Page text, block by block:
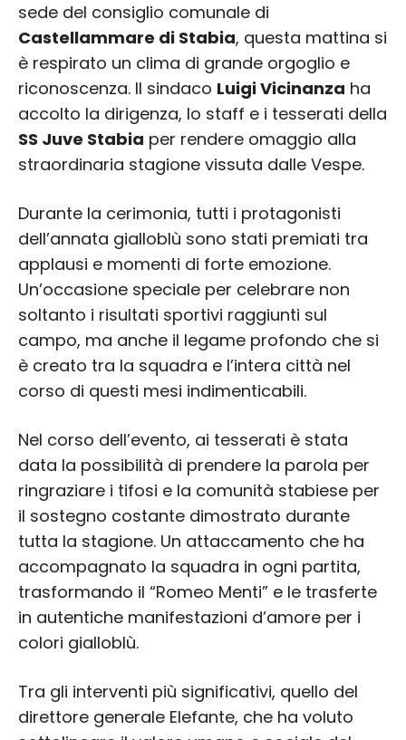
sede del consiglio comunale di
Castellammare di Stabia, questa mattina si
è respirato un clima di grande orgoglio e
riconoscenza. Il sindaco Luigi Vicinanza ha
accolto la dirigenza, lo staff e i tesserati della
SS Juve Stabia per rendere omaggio alla
straordinaria stagione vissuta dalle Vespe.
Durante la cerimonia, tutti i protagonisti
dell’annata gialloblù sono stati premiati tra
applausi e momenti di forte emozione.
Un’occasione speciale per celebrare non
soltanto i risultati sportivi raggiunti sul
campo, ma anche il legame profondo che si
è creato tra la squadra e l’intera città nel
corso di questi mesi indimenticabili.
Nel corso dell’evento, ai tesserati è stata
data la possibilità di prendere la parola per
ringraziare i tifosi e la comunità stabiese per
il sostegno costante dimostrato durante
tutta la stagione. Un attaccamento che ha
accompagnato la squadra in ogni partita,
trasformando il “Romeo Menti” e le trasferte
in autentiche manifestazioni d’amore per i
colori gialloblù.
Tra gli interventi più significativi, quello del
direttore generale Elefante, che ha voluto